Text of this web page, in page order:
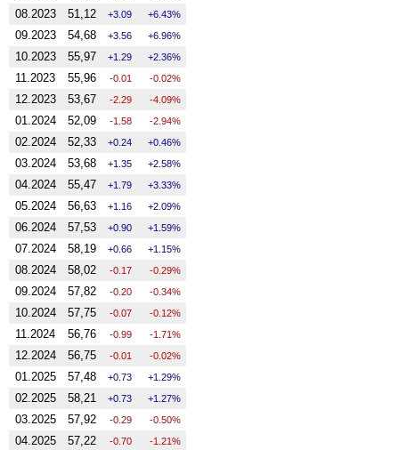
08.2023 51,12 3.09 6.43%
09.2023 54,68 3.56 6.96%
10.2023 55,97 1.29 2.36%
11.2023 55,96 -0.01 -0.02%
12.2023 53,67 -2.29 -4.09%
01.2024 52,09 -1.58 -2.94%
02.2024 52,33 0.24 0.46%
03.2024 53,68 1.35 2.58%
04.2024 55,47 1.79 3.33%
05.2024 56,63 1.16 2.09%
06.2024 57,53 0.90 1.59%
07.2024 58,19 0.66 1.15%
08.2024 58,02 -0.17 -0.29%
09.2024 57,82 -0.20 -0.34%
10.2024 57,75 -0.07 -0.12%
11.2024 56,76 -0.99 -1.71%
12.2024 56,75 -0.01 -0.02%
01.2025 57,48 0.73 1.29%
02.2025 58,21 0.73 1.27%
03.2025 57,92 -0.29 -0.50%
04.2025 57,22 -0.70 -1.21%